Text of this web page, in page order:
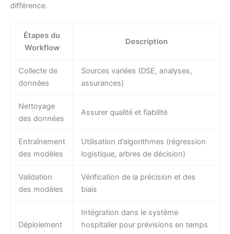
différence.
Étapes du
Workflow
Description
Collecte de
données
Sources variées (DSE, analyses,
assurances)
Nettoyage
des données
Assurer qualité et fiabilité
Entraînement
des modèles
Utilisation d’algorithmes (régression
logistique, arbres de décision)
Validation
des modèles
Vérification de la précision et des
biais
Déploiement
Intégration dans le système
hospitalier pour prévisions en temps